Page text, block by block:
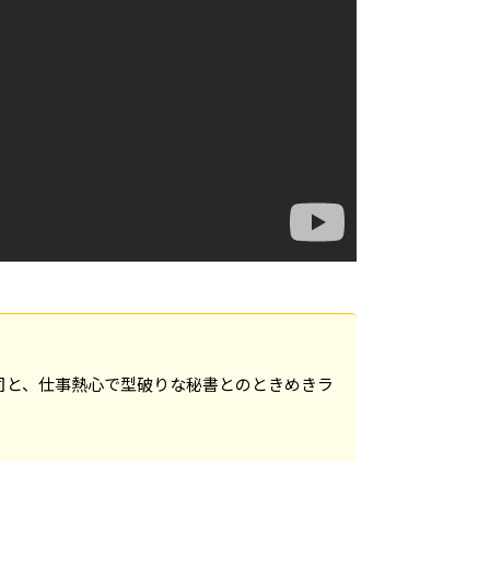
、仕事熱心で型破りな秘書とのときめきラ